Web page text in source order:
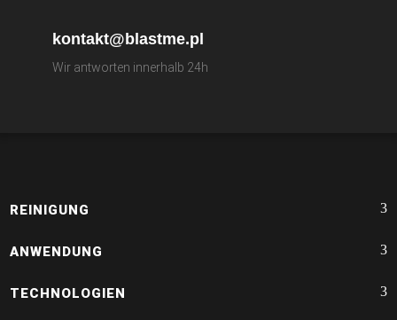
kontakt@blastme.pl
Wir antworten innerhalb 24h
REINIGUNG
ANWENDUNG
TECHNOLOGIEN